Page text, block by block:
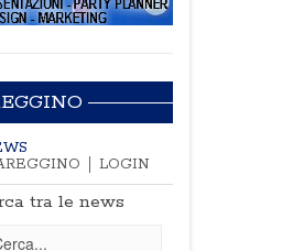
LOGIN
tra le news